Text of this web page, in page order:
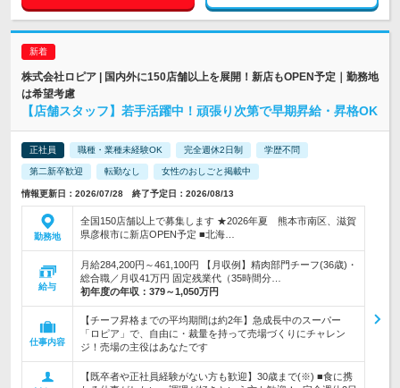
株式会社ロピア | 国内外に150店舗以上を展開！新店もOPEN予定｜勤務地
は希望考慮
【店舗スタッフ】若手活躍中！頑張り次第で早期昇給・昇格OK
正社員 職種・業種未経験OK 完全週休2日制 学歴不問
第二新卒歓迎 転勤なし 女性のおしごと掲載中
情報更新日：2026/07/28 終了予定日：2026/08/13
勤務地
全国150店舗以上で募集します ★2026年夏 熊本市南区、滋賀
県彦根市に新店OPEN予定 ■北海…
給与
月給284,200円～461,100円 【月収例】精肉部門チーフ(36歳)・
総合職／月収41万円 固定残業代（35時間分…
初年度の年収： 379～1,050万円
仕事内容
【チーフ昇格までの平均期間は約2年】急成長中のスーパー
「ロピア」で、自由に・裁量を持って売場づくりにチャレン
ジ！売場の主役はあなたです
【既卒者や正社員経験がない方も歓迎】30歳まで(※) ■食に携